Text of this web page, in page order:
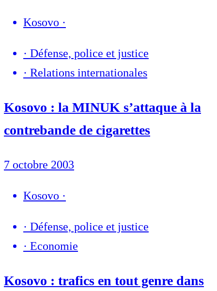
Kosovo ·
· Défense, police et justice
· Relations internationales
Kosovo : la MINUK s’attaque à la
contrebande de cigarettes
7 octobre 2003
Kosovo ·
· Défense, police et justice
· Economie
Kosovo : trafics en tout genre dans